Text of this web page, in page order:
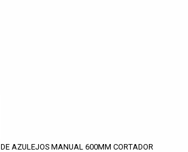
AZULEJOS MANUAL 600MM CORTADOR